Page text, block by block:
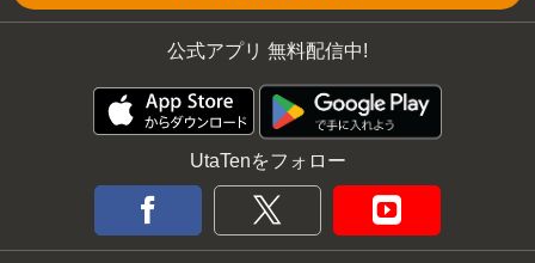
公式アプリ 無料配信中!
UtaTenをフォロー